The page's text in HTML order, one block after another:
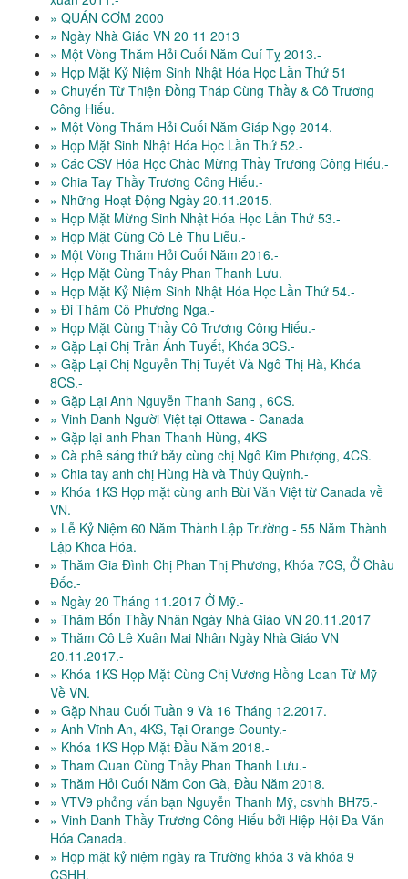
» QUÁN CƠM 2000
» Ngày Nhà Giáo VN 20 11 2013
» Một Vòng Thăm Hỏi Cuối Năm Quí Tỵ 2013.-
» Họp Mặt Kỷ Niệm Sinh Nhật Hóa Học Lần Thứ 51
» Chuyến Từ Thiện Đồng Tháp Cùng Thầy & Cô Trương
Công Hiếu.
» Một Vòng Thăm Hỏi Cuối Năm Giáp Ngọ 2014.-
» Họp Mặt Sinh Nhật Hóa Học Lần Thứ 52.-
» Các CSV Hóa Học Chào Mừng Thầy Trương Công Hiếu.-
» Chia Tay Thầy Trương Công Hiếu.-
» Những Hoạt Động Ngày 20.11.2015.-
» Họp Mặt Mừng Sinh Nhật Hóa Học Lần Thứ 53.-
» Họp Mặt Cùng Cô Lê Thu Liễu.-
» Một Vòng Thăm Hỏi Cuối Năm 2016.-
» Họp Mặt Cùng Thây Phan Thanh Lưu.
» Họp Mặt Kỷ Niệm Sinh Nhật Hóa Học Lần Thứ 54.-
» Đi Thăm Cô Phương Nga.-
» Họp Mặt Cùng Thầy Cô Trương Công Hiếu.-
» Gặp Lại Chị Trần Ánh Tuyết, Khóa 3CS.-
» Gặp Lại Chị Nguyễn Thị Tuyết Và Ngô Thị Hà, Khóa
8CS.-
» Gặp Lại Anh Nguyễn Thanh Sang , 6CS.
» Vinh Danh Người Việt tại Ottawa - Canada
» Gặp lại anh Phan Thanh Hùng, 4KS
» Cà phê sáng thứ bảy cùng chị Ngô Kim Phượng, 4CS.
» Chia tay anh chị Hùng Hà và Thúy Quỳnh.-
» Khóa 1KS Họp mặt cùng anh Bùi Văn Việt từ Canada về
VN.
» Lễ Kỷ Niệm 60 Năm Thành Lập Trường - 55 Năm Thành
Lập Khoa Hóa.
» Thăm Gia Đình Chị Phan Thị Phương, Khóa 7CS, Ở Châu
Đốc.-
» Ngày 20 Tháng 11.2017 Ở Mỹ.-
» Thăm Bốn Thầy Nhân Ngày Nhà Giáo VN 20.11.2017
» Thăm Cô Lê Xuân Mai Nhân Ngày Nhà Giáo VN
20.11.2017.-
» Khóa 1KS Họp Mặt Cùng Chị Vương Hồng Loan Từ Mỹ
Về VN.
» Gặp Nhau Cuối Tuần 9 Và 16 Tháng 12.2017.
» Anh Vĩnh An, 4KS, Tại Orange County.-
» Khóa 1KS Họp Mặt Đầu Năm 2018.-
» Tham Quan Cùng Thầy Phan Thanh Lưu.-
» Thăm Hỏi Cuối Năm Con Gà, Đầu Năm 2018.
» VTV9 phỏng vấn bạn Nguyễn Thanh Mỹ, csvhh BH75.-
» Vinh Danh Thầy Trương Công Hiếu bởi Hiệp Hội Đa Văn
Hóa Canada.
» Họp mặt kỷ niệm ngày ra Trường khóa 3 và khóa 9
CSHH.